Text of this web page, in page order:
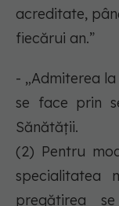
acreditate,
fiecărui an.”
- „Admiterea
se face prin
Sănătății.
(2) Pentru
specialitatea
pregătirea